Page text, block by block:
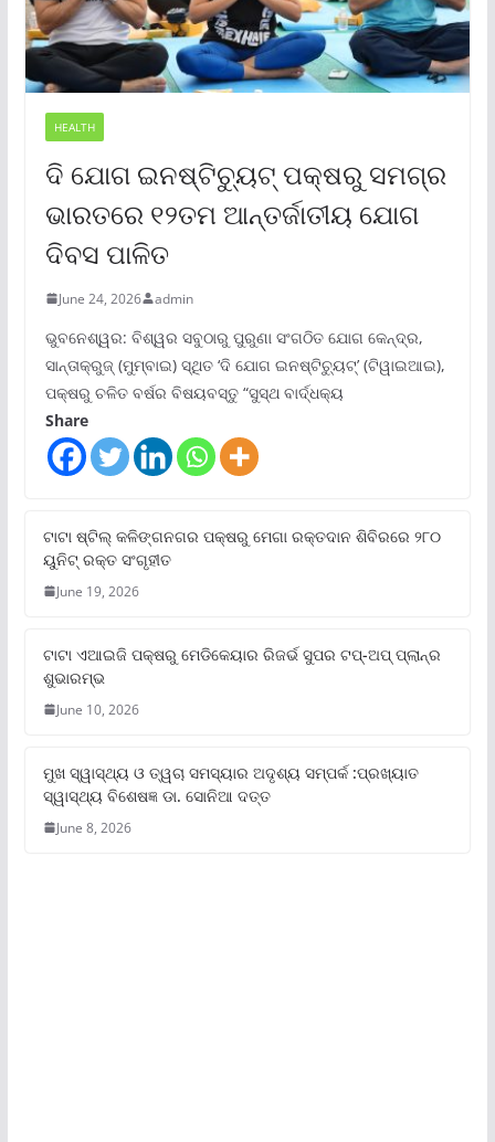
HEALTH
ଦି ଯୋଗ ଇନଷ୍ଟିଚ୍ୟୁଟ୍ ପକ୍ଷରୁ ସମଗ୍ର
ଭାରତରେ ୧୨ତମ ଆନ୍ତର୍ଜାତୀୟ ଯୋଗ
ଦିବସ ପାଳିତ
June 24, 2026 admin
ଭୁବନେଶ୍ୱର: ବିଶ୍ୱର ସବୁଠାରୁ ପୁରୁଣା ସଂଗଠିତ ଯୋଗ କେନ୍ଦ୍ର,
ସାନ୍ତାକ୍ରୁଜ୍ (ମୁମ୍ବାଇ) ସ୍ଥିତ ‘ଦି ଯୋଗ ଇନଷ୍ଟିଚ୍ୟୁଟ୍‌’ (ଟିୱାଇଆଇ),
ପକ୍ଷରୁ ଚଳିତ ବର୍ଷର ବିଷୟବସ୍ତୁ “ସୁସ୍ଥ ବାର୍ଦ୍ଧକ୍ୟ
Share
ଟାଟା ଷ୍ଟିଲ୍‌ କଳିଙ୍ଗନଗର ପକ୍ଷରୁ ମେଗା ରକ୍ତଦାନ ଶିବିରରେ ୨୮୦
ୟୁନିଟ୍‌ ରକ୍ତ ସଂଗୃହୀତ
June 19, 2026
ଟାଟା ଏଆଇଜି ପକ୍ଷରୁ ମେଡିକେୟାର ରିଜର୍ଭ ସୁପର ଟପ୍‌-ଅପ୍ ପ୍ଲାନ୍‌ର
ଶୁଭାରମ୍ଭ
June 10, 2026
ମୁଖ ସ୍ୱାସ୍ଥ୍ୟ ଓ ତ୍ୱଚା ସମସ୍ୟାର ଅଦୃଶ୍ୟ ସମ୍ପର୍କ :ପ୍ରଖ୍ୟାତ
ସ୍ୱାସ୍ଥ୍ୟ ବିଶେଷଜ୍ଞ ଡା. ସୋନିଆ ଦତ୍ତ
June 8, 2026